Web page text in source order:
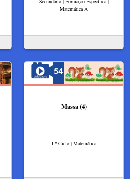
Matemática A
Massa (4)
1.º Ciclo | Matemática